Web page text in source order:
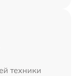
техники